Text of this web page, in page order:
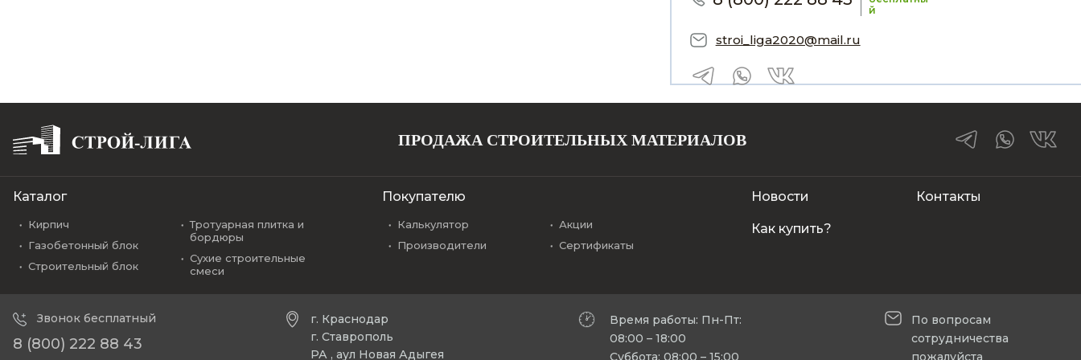
й
stroi_liga2020@mail.ru
ПРОДАЖА СТРОИТЕЛЬНЫХ МАТЕРИАЛОВ
Каталог
Кирпич
Газобетонный блок
Строительный блок
Тротуарная плитка и
бордюры
Сухие строительные
смеси
Покупателю
Калькулятор
Производители
Акции
Сертификаты
Новости
Как купить?
Контакты
Звонок бесплатный
8 (800) 222 88 43
г. Краснодар
г. Ставрополь
РА , аул Новая Адыгея
Время работы: Пн-Пт:
08:00 – 18:00
Суббота: 08:00 – 15:00
По вопросам
сотрудничества
пожалуйста